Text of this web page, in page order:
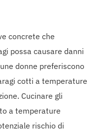
concrete che
possa causare danni
donne preferiscono
cotti a temperature
Cucinare gli
a temperature
rischio di